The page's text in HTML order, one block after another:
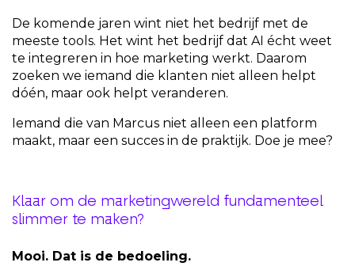
De komende jaren wint niet het bedrijf met de
meeste tools. Het wint het bedrijf dat AI écht weet
te integreren in hoe marketing werkt. Daarom
zoeken we iemand die klanten niet alleen helpt
dóén, maar ook helpt veranderen.
Iemand die van Marcus niet alleen een platform
maakt, maar een succes in de praktijk. Doe je mee?
Klaar om de marketingwereld fundamenteel
slimmer te maken?
Mooi. Dat is de bedoeling.